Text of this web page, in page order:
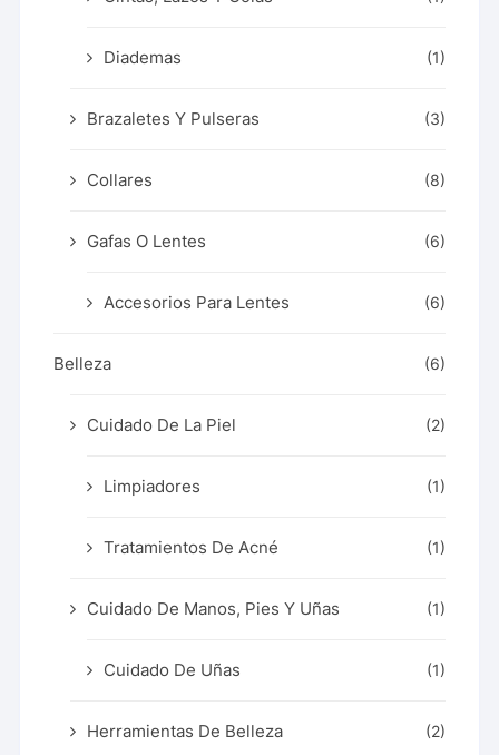
Diademas (1)
Brazaletes Y Pulseras (3)
Collares (8)
Gafas O Lentes (6)
Accesorios Para Lentes (6)
Belleza (6)
Cuidado De La Piel (2)
Limpiadores (1)
Tratamientos De Acné (1)
Cuidado De Manos, Pies Y Uñas (1)
Cuidado De Uñas (1)
Herramientas De Belleza (2)